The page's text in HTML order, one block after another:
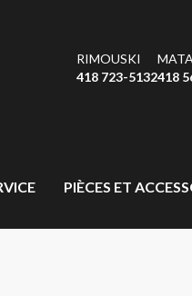
RIMOUSKI
418 723-5132418
PIÈCES ET